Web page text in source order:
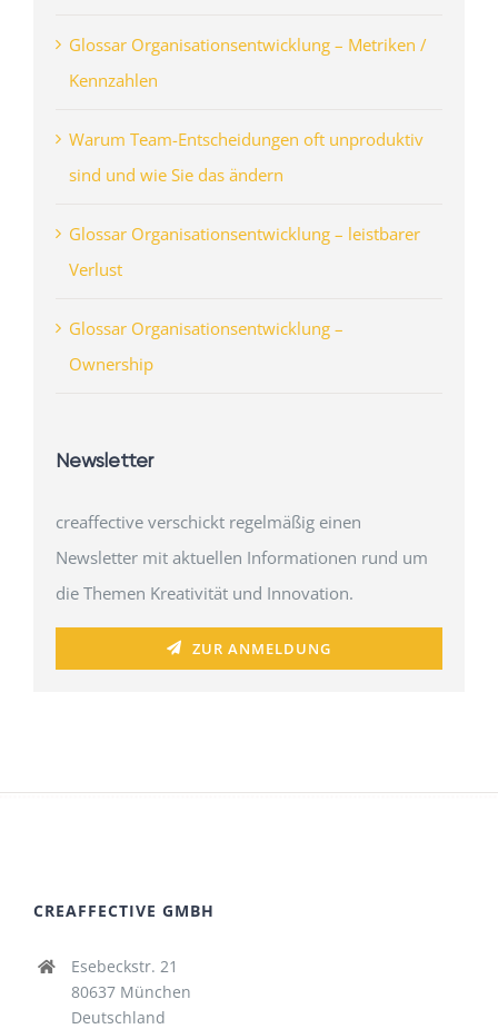
Glossar Organisationsentwicklung – Metriken /
Kennzahlen
Warum Team-Entscheidungen oft unproduktiv
sind und wie Sie das ändern
Glossar Organisationsentwicklung – leistbarer
Verlust
Glossar Organisationsentwicklung –
Ownership
Newsletter
creaffective verschickt regelmäßig einen
Newsletter mit aktuellen Informationen rund um
die Themen Kreativität und Innovation.
ZUR ANMELDUNG
CREAFFECTIVE GMBH
Esebeckstr. 21
80637 München
Deutschland